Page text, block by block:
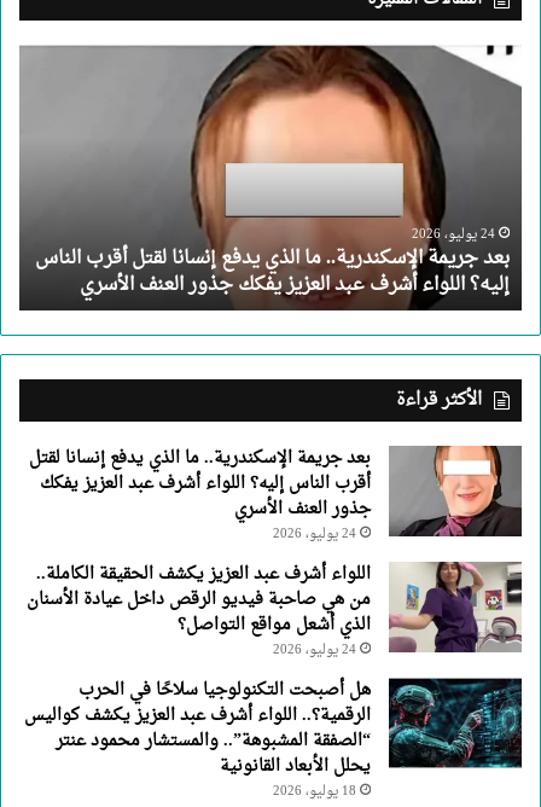
بعد
جريمة
لقتل
أقرب
الناس
إليه؟
اللواء
أشرف
عبد
العزيز
جذور
العنف
الأسري
24 يوليو، 2026
بعد جريمة الإسكندرية.. ما الذي يدفع إنسانا لقتل أقرب الناس
إليه؟ اللواء أشرف عبد العزيز يفكك جذور العنف الأسري
الأكثر قراءة
بعد جريمة الإسكندرية.. ما الذي يدفع إنسانا لقتل
أقرب الناس إليه؟ اللواء أشرف عبد العزيز يفكك
جذور العنف الأسري
24 يوليو، 2026
اللواء أشرف عبد العزيز يكشف الحقيقة الكاملة..
من هي صاحبة فيديو الرقص داخل عيادة الأسنان
الذي أشعل مواقع التواصل؟
24 يوليو، 2026
هل أصبحت التكنولوجيا سلاحًا في الحرب
الرقمية؟.. اللواء أشرف عبد العزيز يكشف كواليس
“الصفقة المشبوهة”.. والمستشار محمود عنتر
يحلل الأبعاد القانونية
18 يوليو، 2026